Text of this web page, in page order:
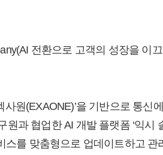
전환으로 고객의 성장을 이
원(EXAONE)’을 기반으로 통신
과 협업한 AI 개발 플랫폼 ‘익시
를 맞춤형으로 업데이트하고 관